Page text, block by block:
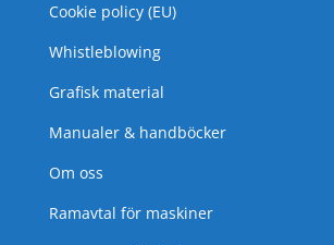
Cookie policy (EU)
Whistleblowing
Grafisk material
Manualer & handböcker
Om oss
Ramavtal för maskiner